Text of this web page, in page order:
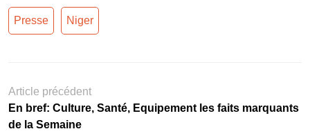
Presse Niger
Article précédent
En bref: Culture, Santé, Equipement les faits marquants
de la Semaine